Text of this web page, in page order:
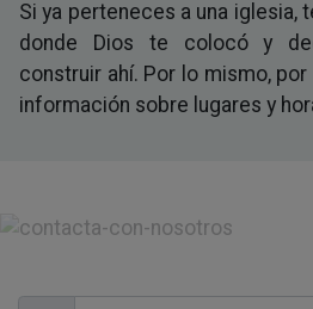
Si ya perteneces a una iglesia,
donde Dios te colocó y
construir ahí. Por lo mismo,
información sobre lugares y